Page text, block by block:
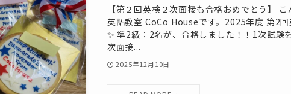
【第２回英検２次面接も合格おめでとう】
英語教室 CoCo Houseです。2025年度 第2
✨ 準2級：2名が、合格しました！！1次試験
次面接...
2025年12月10日